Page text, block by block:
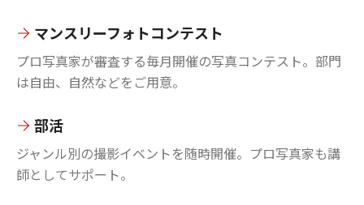
マンスリーフォトコンテスト
プロ写真家が審査する毎月開催の写真コンテスト。部門
は自由、自然などをご用意。
部活
ジャンル別の撮影イベントを随時開催。プロ写真家も講
師としてサポート。